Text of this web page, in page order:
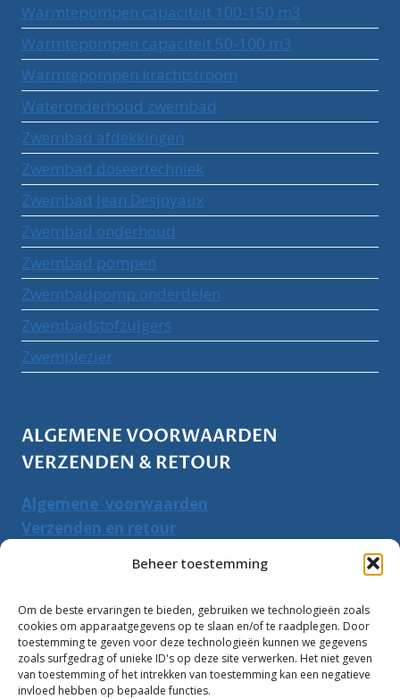
Beheer toestemming
Om de beste ervaringen te bieden, gebruiken we technologieën zoals
cookies om apparaatgegevens op te slaan en/of te raadplegen. Door
toestemming te geven voor deze technologieën kunnen we gegevens
zoals surfgedrag of unieke ID's op deze site verwerken. Het niet geven
van toestemming of het intrekken van toestemming kan een negatieve
invloed hebben op bepaalde functies.
Warmtepompen capaciteit 100-150 m3
Warmtepompen capaciteit 50-100 m3
Warmtepompen krachtstroom
Wateronderhoud zwembad
Zwembad afdekkingen
Zwembad doseertechniek
Zwembad Jean Desjoyaux
Zwembad onderhoud
Zwembad pompen
Zwembadpomp onderdelen
Zwembadstofzuigers
Zwemplezier
ALGEMENE VOORWAARDEN
VERZENDEN & RETOUR
Algemene voorwaarden
Verzenden en retour
PRODUCTEN ZOEKEN
Zoeken
naar:
Zoeken